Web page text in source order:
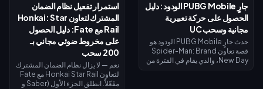
الاستبدال في 31 أغسطس.
جارٍ PUBG Mobile الودود: دليل
الحصول على حركة تعبيرية
مجانية وسحب UC
حدث جارٍ PUBG Mobile الودود هو
قصة تعاون Spider-Man: Brand
New Day، والذي يقام في الفترة من
استمرار تفعيل نظام الضمان
المشترك لتعاون Honkai: Star
Rail مع Fate: دليل الحصول
على مخروط ضوئي مجاني بـ
200 سحب
نعم — لا يزال نظام الضمان المشترك
لتعاون Honkai Star Rail مع Fate
مفَعّلاً. انطلق الجزء الأول (Saber و